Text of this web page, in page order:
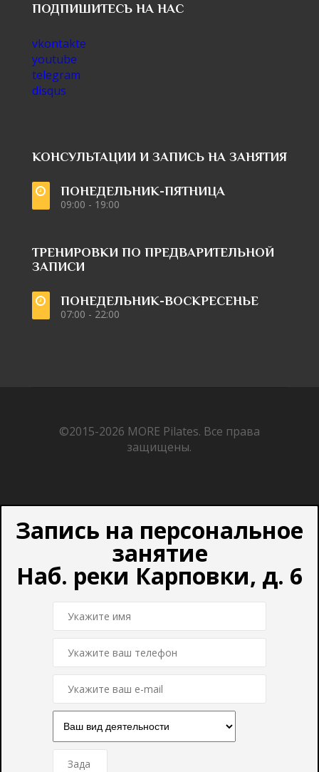
ПОДПИШИТЕСЬ НА НАС
vkontakte
youtube
telegram
disqus
КОНСУЛЬТАЦИИ И ЗАПИСЬ НА ЗАНЯТИЯ
ПОНЕДЕЛЬНИК-ПЯТНИЦА
09:00 - 19:00
ТРЕНИРОВКИ ПО ПРЕДВАРИТЕЛЬНОЙ
ЗАПИСИ
ПОНЕДЕЛЬНИК-ВОСКРЕСЕНЬЕ
07:00 - 22:00
©2015-2026 MORE Pilates. Все права
защищены.
Запись на персональное
занятие
Наб. реки Карповки, д. 6